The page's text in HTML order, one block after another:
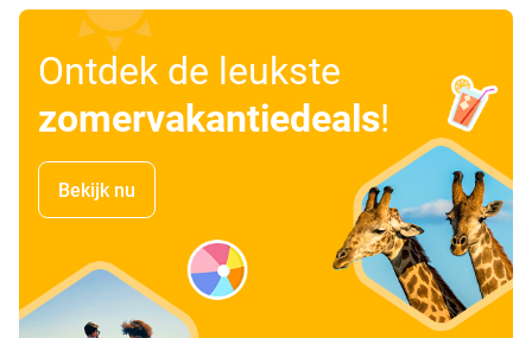
Ontdek de leukste
zomervakantiedeals!
Bekijk nu